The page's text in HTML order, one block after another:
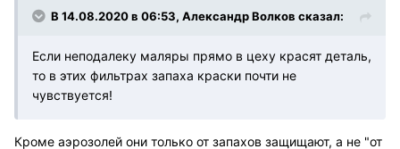
В 14.08.2020 в 06:53, Александр Волков сказал:
Если неподалеку маляры прямо в цеху красят деталь,
то в этих фильтрах запаха краски почти не
чувствуется!
Кроме аэрозолей они только от запахов защищают, а не "от